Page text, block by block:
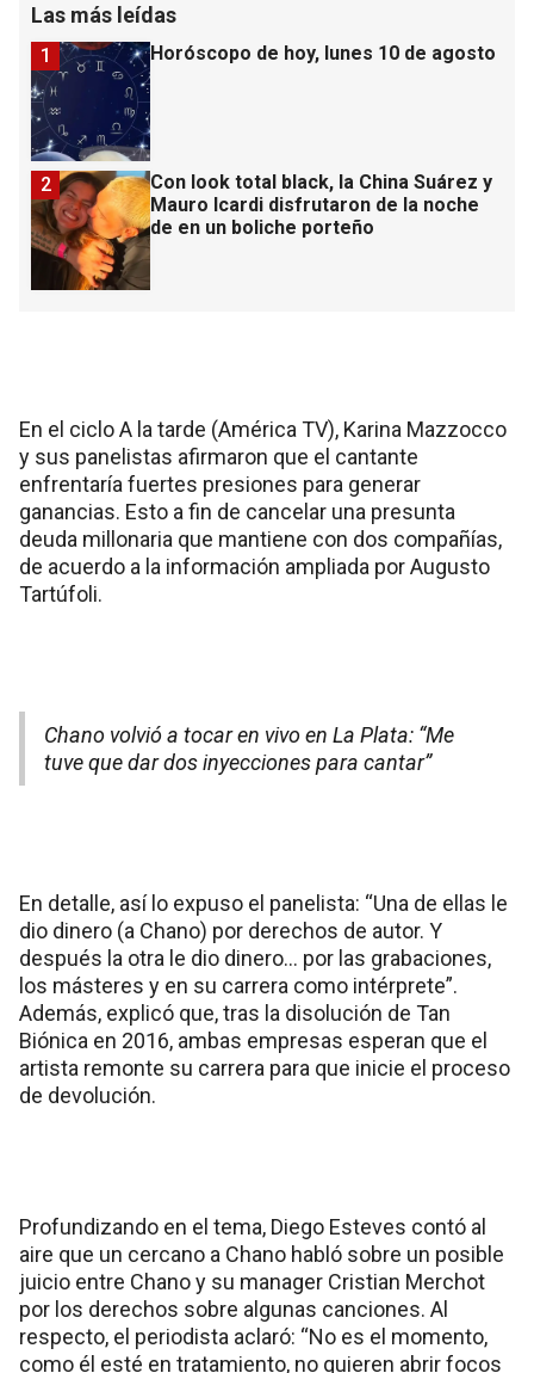
Las más leídas
Horóscopo de hoy, lunes 10 de agosto
1
Con look total black, la China Suárez y
Mauro Icardi disfrutaron de la noche
de en un boliche porteño
2
En el ciclo A la tarde (América TV), Karina Mazzocco
y sus panelistas afirmaron que el cantante
enfrentaría fuertes presiones para generar
ganancias. Esto a fin de cancelar una presunta
deuda millonaria que mantiene con dos compañías,
de acuerdo a la información ampliada por Augusto
Tartúfoli.
Chano volvió a tocar en vivo en La Plata: “Me
tuve que dar dos inyecciones para cantar”
En detalle, así lo expuso el panelista: “Una de ellas le
dio dinero (a Chano) por derechos de autor. Y
después la otra le dio dinero… por las grabaciones,
los másteres y en su carrera como intérprete”.
Además, explicó que, tras la disolución de Tan
Biónica en 2016, ambas empresas esperan que el
artista remonte su carrera para que inicie el proceso
de devolución.
Profundizando en el tema, Diego Esteves contó al
aire que un cercano a Chano habló sobre un posible
juicio entre Chano y su manager Cristian Merchot
por los derechos sobre algunas canciones. Al
respecto, el periodista aclaró: “No es el momento,
como él esté en tratamiento, no quieren abrir focos